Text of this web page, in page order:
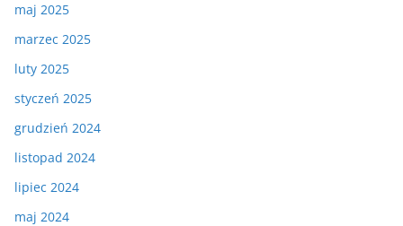
maj 2025
marzec 2025
luty 2025
styczeń 2025
grudzień 2024
listopad 2024
lipiec 2024
maj 2024